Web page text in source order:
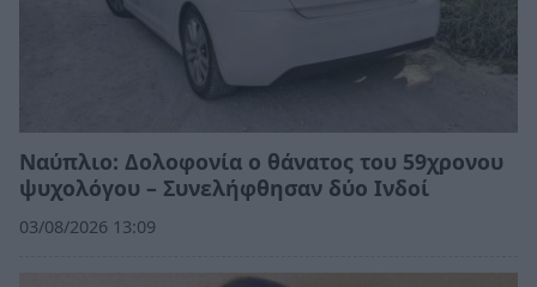
Ναύπλιο: Δολοφονία ο θάνατος του 59χρονου
ψυχολόγου – Συνελήφθησαν δύο Ινδοί
03/08/2026 13:09